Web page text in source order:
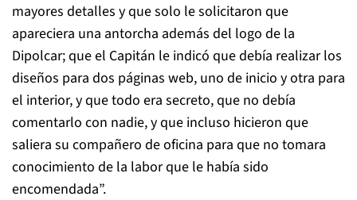
mayores detalles y que solo le solicitaron que
apareciera una antorcha además del logo de la
Dipolcar; que el Capitán le indicó que debía realizar los
diseños para dos páginas web, uno de inicio y otra para
el interior, y que todo era secreto, que no debía
comentarlo con nadie, y que incluso hicieron que
saliera su compañero de oficina para que no tomara
conocimiento de la labor que le había sido
encomendada”.